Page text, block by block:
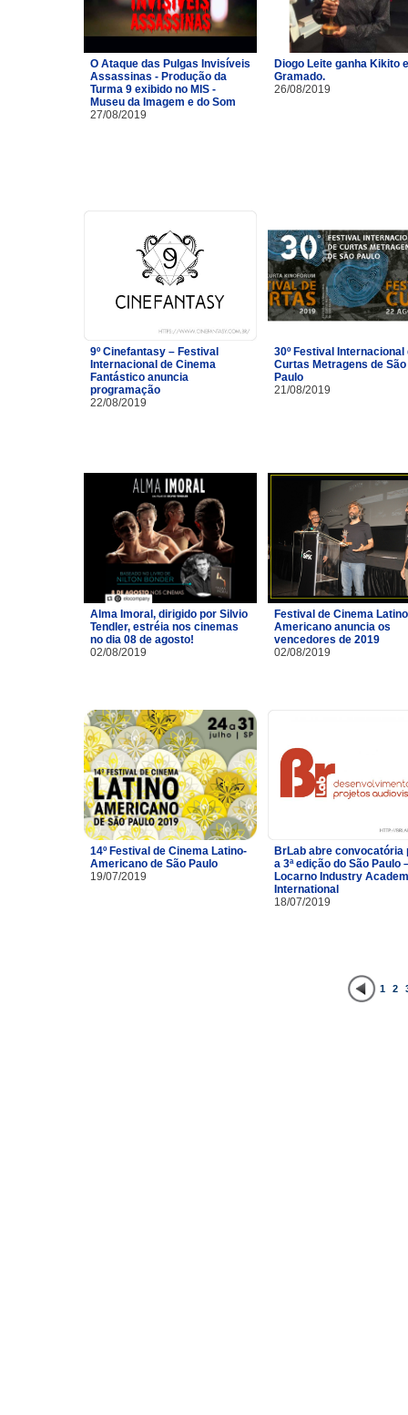
O Ataque das Pulgas Invisíveis
Assassinas - Produção da
Turma 9 exibido no MIS -
Museu da Imagem e do Som
27/08/2019
Diogo Leite ganha Kikito
Gramado.
26/08/2019
9º Cinefantasy – Festival
Internacional de Cinema
Fantástico anuncia
programação
22/08/2019
30º Festival Internacional
Curtas Metragens de São
Paulo
21/08/2019
Alma Imoral, dirigido por Silvio
Tendler, estréia nos cinemas
no dia 08 de agosto!
02/08/2019
Festival de Cinema
Americano anuncia os
vencedores de 2019
02/08/2019
14º Festival de Cinema Latino-
Americano de São Paulo
19/07/2019
BrLab abre convocatória
a 3ª edição do São Paulo
Locarno Industry
International
18/07/2019
1 2